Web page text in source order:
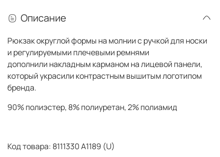
Описание
Рюкзак округлой формы на молнии с ручкой для носки
и регулируемыми плечевыми ремнями
дополнили накладным карманом на лицевой панели,
который украсили контрастным вышитым логотипом
бренда.
90% полиэстер, 8% полиуретан, 2% полиамид
Код товара: 8111330 A1189 (U)